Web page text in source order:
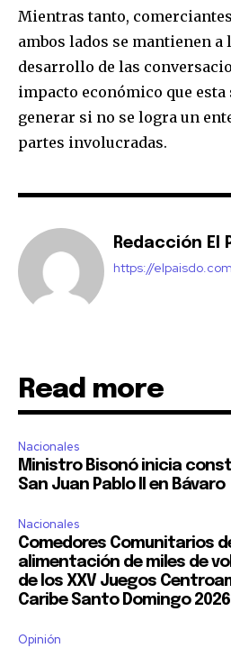
Mientras tanto,
ambos lados se mantienen a
desarrollo de las
impacto económico que
generar si no se logra un
partes involucradas.
Redacción El
https://elpaisdo.com
Read more
Nacionales
Ministro Bisonó inicia
San Juan Pablo II en Bávaro
Nacionales
Comedores Comunitarios
alimentación de miles de
de los XXV Juegos
Caribe Santo Domingo 2026
Opinión